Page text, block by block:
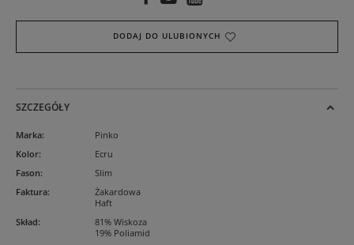
DODAJ DO ULUBIONYCH
SZCZEGÓŁY
Marka:
Pinko
Kolor:
Ecru
Fason:
Slim
Faktura:
Żakardowa
Haft
Skład:
81% Wiskoza
19% Poliamid